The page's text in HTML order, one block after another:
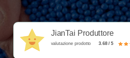
JianTai Produttore
valutazione prodotto 3.68 / 5